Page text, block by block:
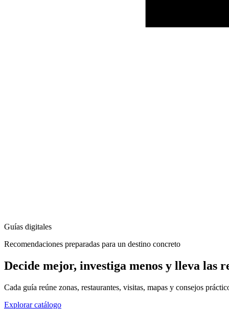
Guías digitales
Recomendaciones preparadas para un destino concreto
Decide mejor, investiga menos y lleva las
Cada guía reúne zonas, restaurantes, visitas, mapas y consejos
Explorar catálogo